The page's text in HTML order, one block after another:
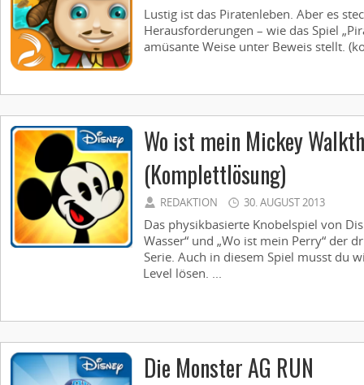
Lustig ist das Piratenleben. Aber es
Herausforderungen – wie das Spiel
amüsante Weise unter Beweis stellt.
Wo ist mein Mickey
(Komplettlösung)
REDAKTION 30. AUGUST 2013
Das physikbasierte Knobelspiel von
Wasser“ und „Wo ist mein Perry“ der
Serie. Auch in diesem Spiel musst du
Level lösen. ...
Die Monster AG RUN